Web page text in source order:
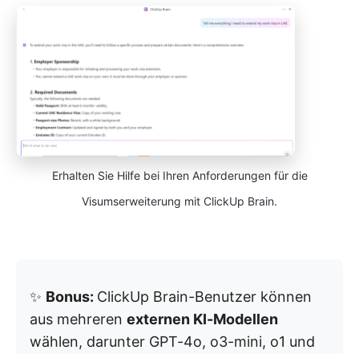
Erhalten Sie Hilfe bei Ihren Anforderungen für die
Visumserweiterung mit ClickUp Brain.
✨ Bonus: ClickUp Brain-Benutzer können
aus mehreren externen KI-Modellen
wählen, darunter GPT-4o, o3-mini, o1 und